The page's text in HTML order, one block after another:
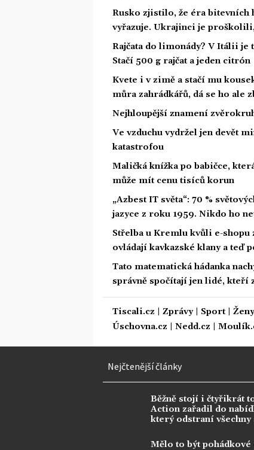
Rusko zjistilo, že éra bitevních
vyřazuje. Ukrajinci je
Rajčata do limonády? V Itálii
Stačí 500 g rajčat a jeden citrón
Kvete i v zimě a stačí mu
můra zahrádkářů, dá se ho ale
Nejhloupější znamení
Ve vzduchu vydržel jen devět
katastrofou
Maličká knížka po babičce,
může mít cenu tisíců korun
„Azbest IT světa“: 70 %
jazyce z roku 1959. Nikdo ho
Střelba u Kremlu kvůli e-
ovládají kavkazské klany a teď
Tato matematická hádanka
správně spočítají jen lidé, kteří
Tiscali.cz Zprávy| Sport| Ženy
Úschovna.cz
Nedd.cz
Nejčtenější články
Běžně stojí i čtyřikrát
Action zařadil do
který odstraní všechny
Mělo to být pohádkové